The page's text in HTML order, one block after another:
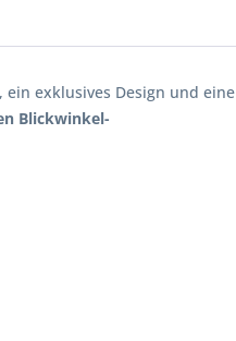
exklusives Design und
Blickwinkel-